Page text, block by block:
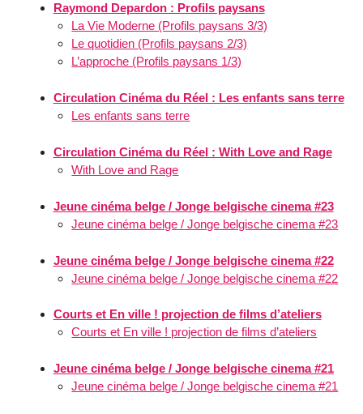
Raymond Depardon : Profils paysans
La Vie Moderne (Profils paysans 3/3)
Le quotidien (Profils paysans 2/3)
L’approche (Profils paysans 1/3)
Circulation Cinéma du Réel : Les enfants sans terre
Les enfants sans terre
Circulation Cinéma du Réel : With Love and Rage
With Love and Rage
Jeune cinéma belge / Jonge belgische cinema #23
Jeune cinéma belge / Jonge belgische cinema #23
Jeune cinéma belge / Jonge belgische cinema #22
Jeune cinéma belge / Jonge belgische cinema #22
Courts et En ville ! projection de films d’ateliers
Courts et En ville ! projection de films d’ateliers
Jeune cinéma belge / Jonge belgische cinema #21
Jeune cinéma belge / Jonge belgische cinema #21